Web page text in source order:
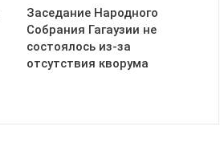
Заседание Народного
Собрания Гагаузии не
состоялось из-за
отсутствия кворума